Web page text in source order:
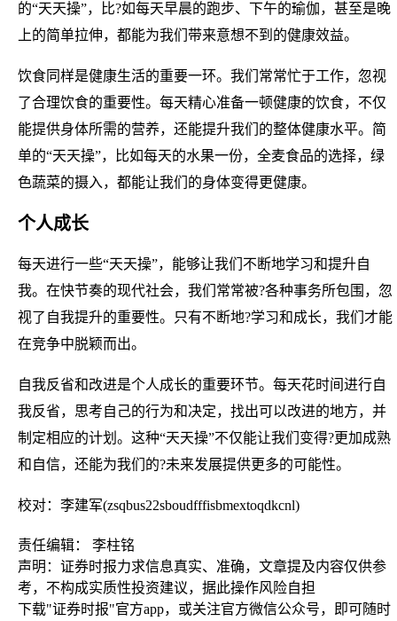
的“天天操”，比?如每天早晨的跑步、下午的瑜伽，甚至是晚
上的简单拉伸，都能为我们带来意想不到的健康效益。
饮食同样是健康生活的重要一环。我们常常忙于工作，忽视
了合理饮食的重要性。每天精心准备一顿健康的饮食，不仅
能提供身体所需的营养，还能提升我们的整体健康水平。简
单的“天天操”，比如每天的水果一份，全麦食品的选择，绿
色蔬菜的摄入，都能让我们的身体变得更健康。
个人成长
每天进行一些“天天操”，能够让我们不断地学习和提升自
我。在快节奏的现代社会，我们常常被?各种事务所包围，忽
视了自我提升的重要性。只有不断地?学习和成长，我们才能
在竞争中脱颖而出。
自我反省和改进是个人成长的重要环节。每天花时间进行自
我反省，思考自己的行为和决定，找出可以改进的地方，并
制定相应的计划。这种“天天操”不仅能让我们变得?更加成熟
和自信，还能为我们的?未来发展提供更多的可能性。
校对：李建军(zsqbus22sboudfffisbmextoqdkcnl)
责任编辑： 李柱铭
声明：证券时报力求信息真实、准确，文章提及内容仅供参
考，不构成实质性投资建议，据此操作风险自担
下载"证券时报"官方app，或关注官方微信公众号，即可随时